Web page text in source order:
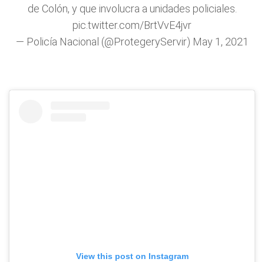
de Colón, y que involucra a unidades policiales.
pic.twitter.com/BrtVvE4jvr
— Policía Nacional (@ProtegeryServir) May 1, 2021
View this post on Instagram